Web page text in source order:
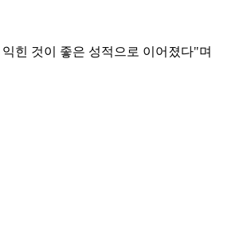
힌 것이 좋은 성적으로 이어졌다"며